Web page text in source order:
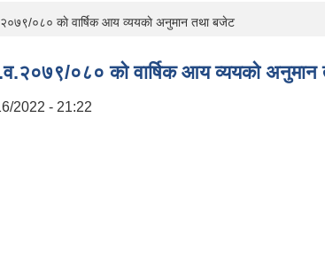
०८० काे वार्षिक आय व्ययकाे अनुमान तथा बजेट
०८० काे वार्षिक आय व्ययकाे
2022 - 21:22